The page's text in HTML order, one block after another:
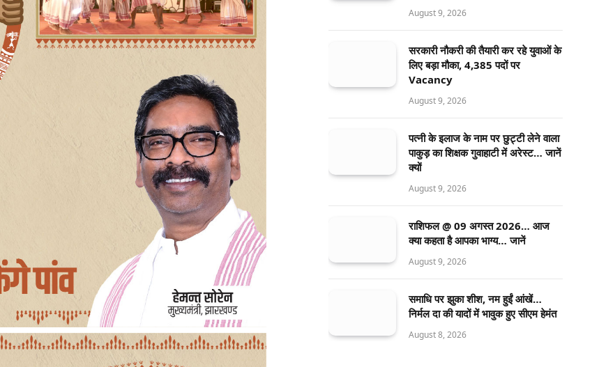
August 9, 2026
सरकारी नौकरी की तैयारी कर रहे युवाओं के
लिए बड़ा मौका, 4,385 पदों पर
Vacancy
August 9, 2026
पत्नी के इलाज के नाम पर छुट्टी लेने वाला
पाकुड़ का शिक्षक गुवाहाटी में अरेस्ट… जानें
क्यों
August 9, 2026
राशिफल @ 09 अगस्त 2026… आज
क्या कहता है आपका भाग्य… जानें
August 9, 2026
समाधि पर झुका शीश, नम हुईं आंखें…
निर्मल दा की यादों में भावुक हुए सीएम हेमंत
August 8, 2026